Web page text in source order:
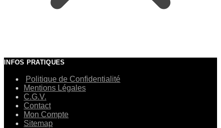
INFOS PRATIQUES
Politique de Confidentialité
Mentions Légales
C.G.V.
Contact
Mon Compte
Sitemap